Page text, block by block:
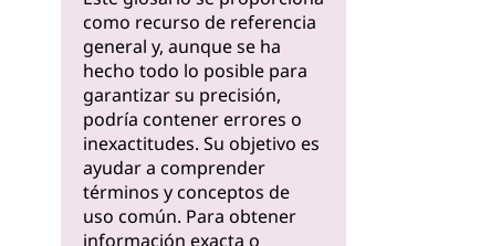
como recurso de referencia
general y, aunque se ha
hecho todo lo posible para
garantizar su precisión,
podría contener errores o
inexactitudes. Su objetivo es
ayudar a comprender
términos y conceptos de
uso común. Para obtener
información exacta o